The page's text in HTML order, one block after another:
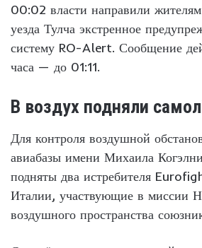
00:02 власти направили жителям
уезда Тулча экстренное
систему RO-Alert. Сообщение
часа — до 01:11.
В воздух подняли
Для контроля воздушной
авиабазы имени Михаила
подняты два истребителя
Италии, участвующие в миссии
воздушного пространства